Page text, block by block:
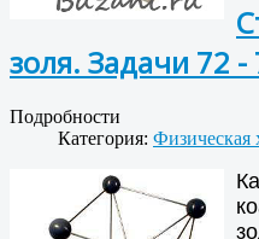
золя. Задачи 72 -
Подробности
Категория: Физическая